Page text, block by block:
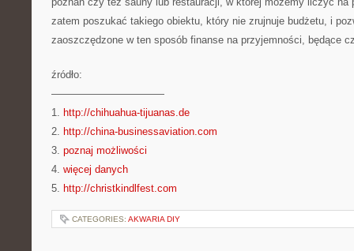
zatem poszukać takiego obiektu, który nie zrujnuje budżetu, i
zaoszczędzone w ten sposób finanse na przyjemności, będące
źródło:
———————————
1. http://chihuahua-tijuanas.de
2. http://china-businessaviation.com
3. poznaj możliwości
4. więcej danych
5. http://christkindlfest.com
CATEGORIES: AKWARIA DIY